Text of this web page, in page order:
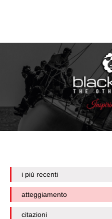
i più recenti
atteggiamento
citazioni